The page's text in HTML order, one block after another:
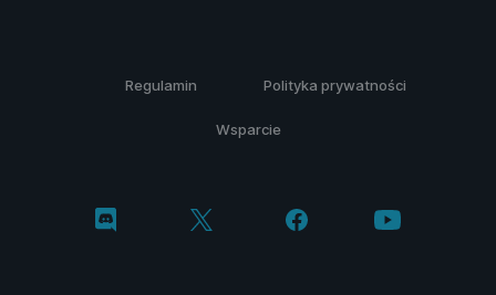
Regulamin Polityka prywatności
Wsparcie